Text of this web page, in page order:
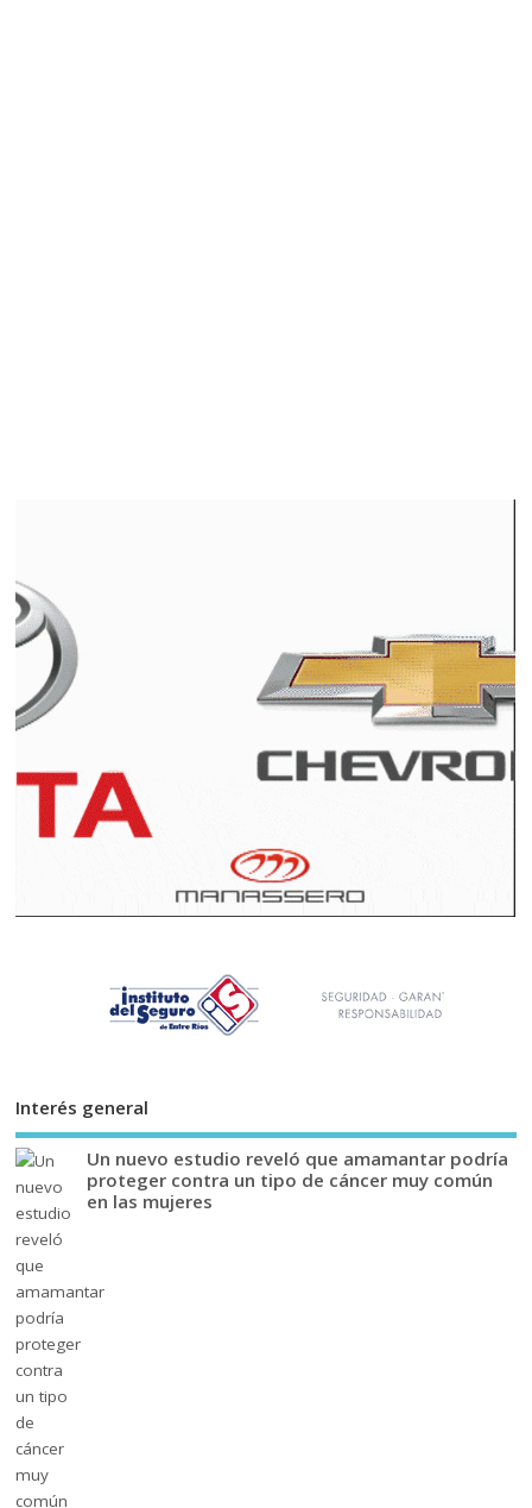
Interés general
Un nuevo estudio reveló que amamantar podría
proteger contra un tipo de cáncer muy común
en las mujeres